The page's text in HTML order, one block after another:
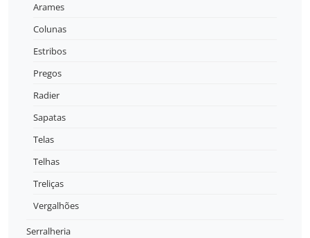
Arames
Colunas
Estribos
Pregos
Radier
Sapatas
Telas
Telhas
Treliças
Vergalhões
Serralheria